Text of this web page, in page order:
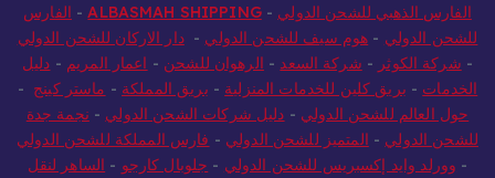
الفارس الذهبي للشحن الدولي -
ALBASMAH SHIPPING
- الفارس
للشحن الدولي - هوم سيف للشحن الدولي -دار الاركان للشحن الدولي
- شركة الكوثر - شركة السعد - الرهوان للشحن - اعمار المريم - دليل
الخدمات - بريق كلين للخدمات المنزلية - بريق المملكة - ماستر كينج -
حول العالم للشحن الدولي - دليل شركات الشحن الدولي - نجمة جدة
للشحن الدولي - المتميز للشحن الدولي - فارس المملكة للشحن الدولي
- وورلد وايد إكسبريس للشحن الدولي - جلوبال كارجو - الساهر لنقل